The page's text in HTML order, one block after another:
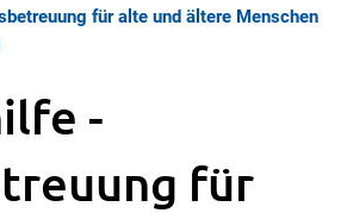
für alte und ältere Menschen
-
für